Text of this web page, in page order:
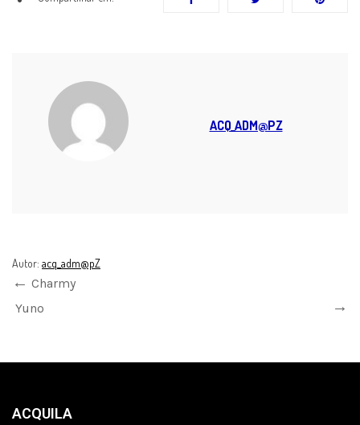
ACQ_ADM@PZ
Autor: acq_adm@pZ
Charmy
Yuno
ACQUILA